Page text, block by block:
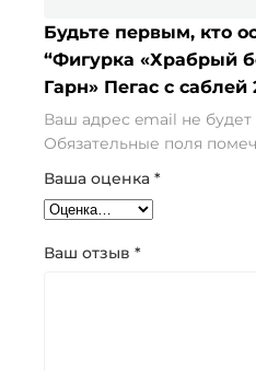
Будьте первым, кто
“Фигурка «Храбрый
Гарн» Пегас с саблей
Ваш адрес email не будет
Обязательные поля
Ваша оценка *
Ваш отзыв *